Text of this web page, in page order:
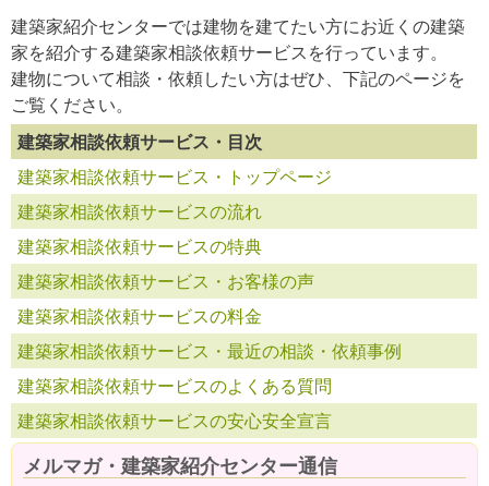
建築家紹介センターでは建物を建てたい方にお近くの建築
家を紹介する建築家相談依頼サービスを行っています。
建物について相談・依頼したい方はぜひ、下記のページを
ご覧ください。
建築家相談依頼サービス・目次
建築家相談依頼サービス・トップページ
建築家相談依頼サービスの流れ
建築家相談依頼サービスの特典
建築家相談依頼サービス・お客様の声
建築家相談依頼サービスの料金
建築家相談依頼サービス・最近の相談・依頼事例
建築家相談依頼サービスのよくある質問
建築家相談依頼サービスの安心安全宣言
メルマガ・建築家紹介センター通信